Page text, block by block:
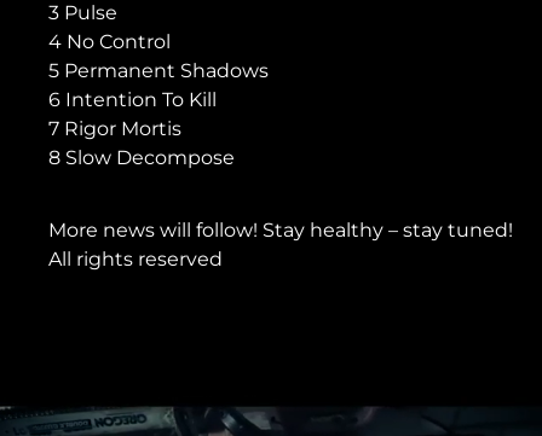
3 Pulse
4 No Control
5 Permanent Shadows
6 Intention To Kill
7 Rigor Mortis
8 Slow Decompose
More news will follow! Stay healthy – stay tuned!
All rights reserved